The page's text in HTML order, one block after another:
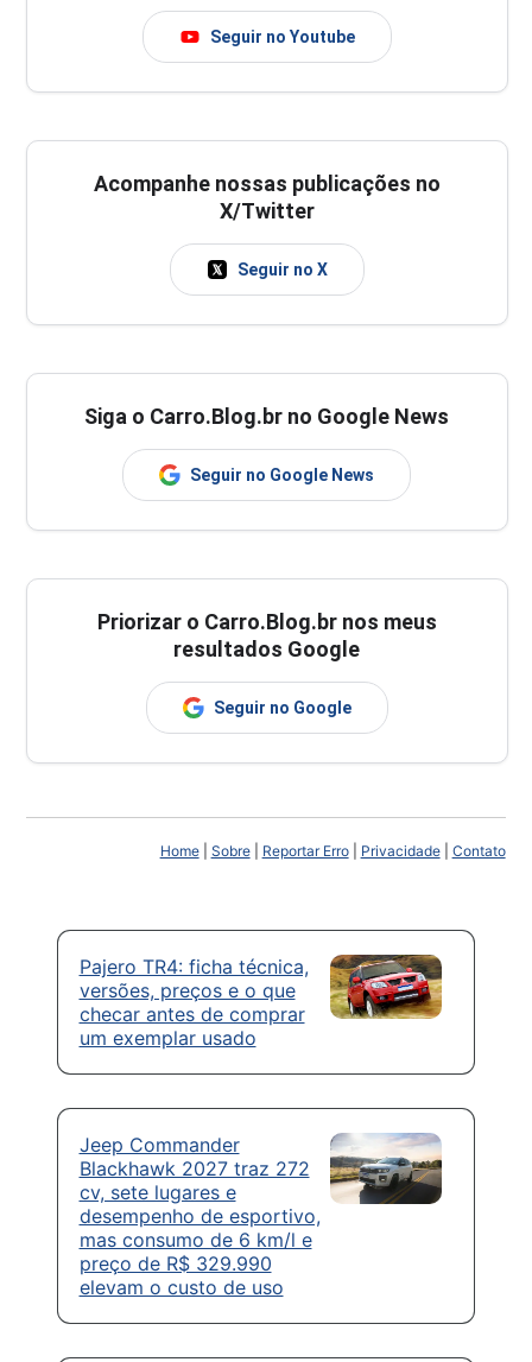
Seguir no Youtube
Acompanhe nossas publicações no
X/Twitter
Seguir no X
Siga o Carro.Blog.br no Google News
Seguir no Google News
Priorizar o Carro.Blog.br nos meus
resultados Google
Seguir no Google
Home| Sobre| Reportar Erro| Privacidade| Contato
Pajero TR4: ficha técnica,
versões, preços e o que
checar antes de comprar
um exemplar usado
Jeep Commander
Blackhawk 2027 traz 272
cv, sete lugares e
desempenho de esportivo,
mas consumo de 6 km/l e
preço de R$ 329.990
elevam o custo de uso